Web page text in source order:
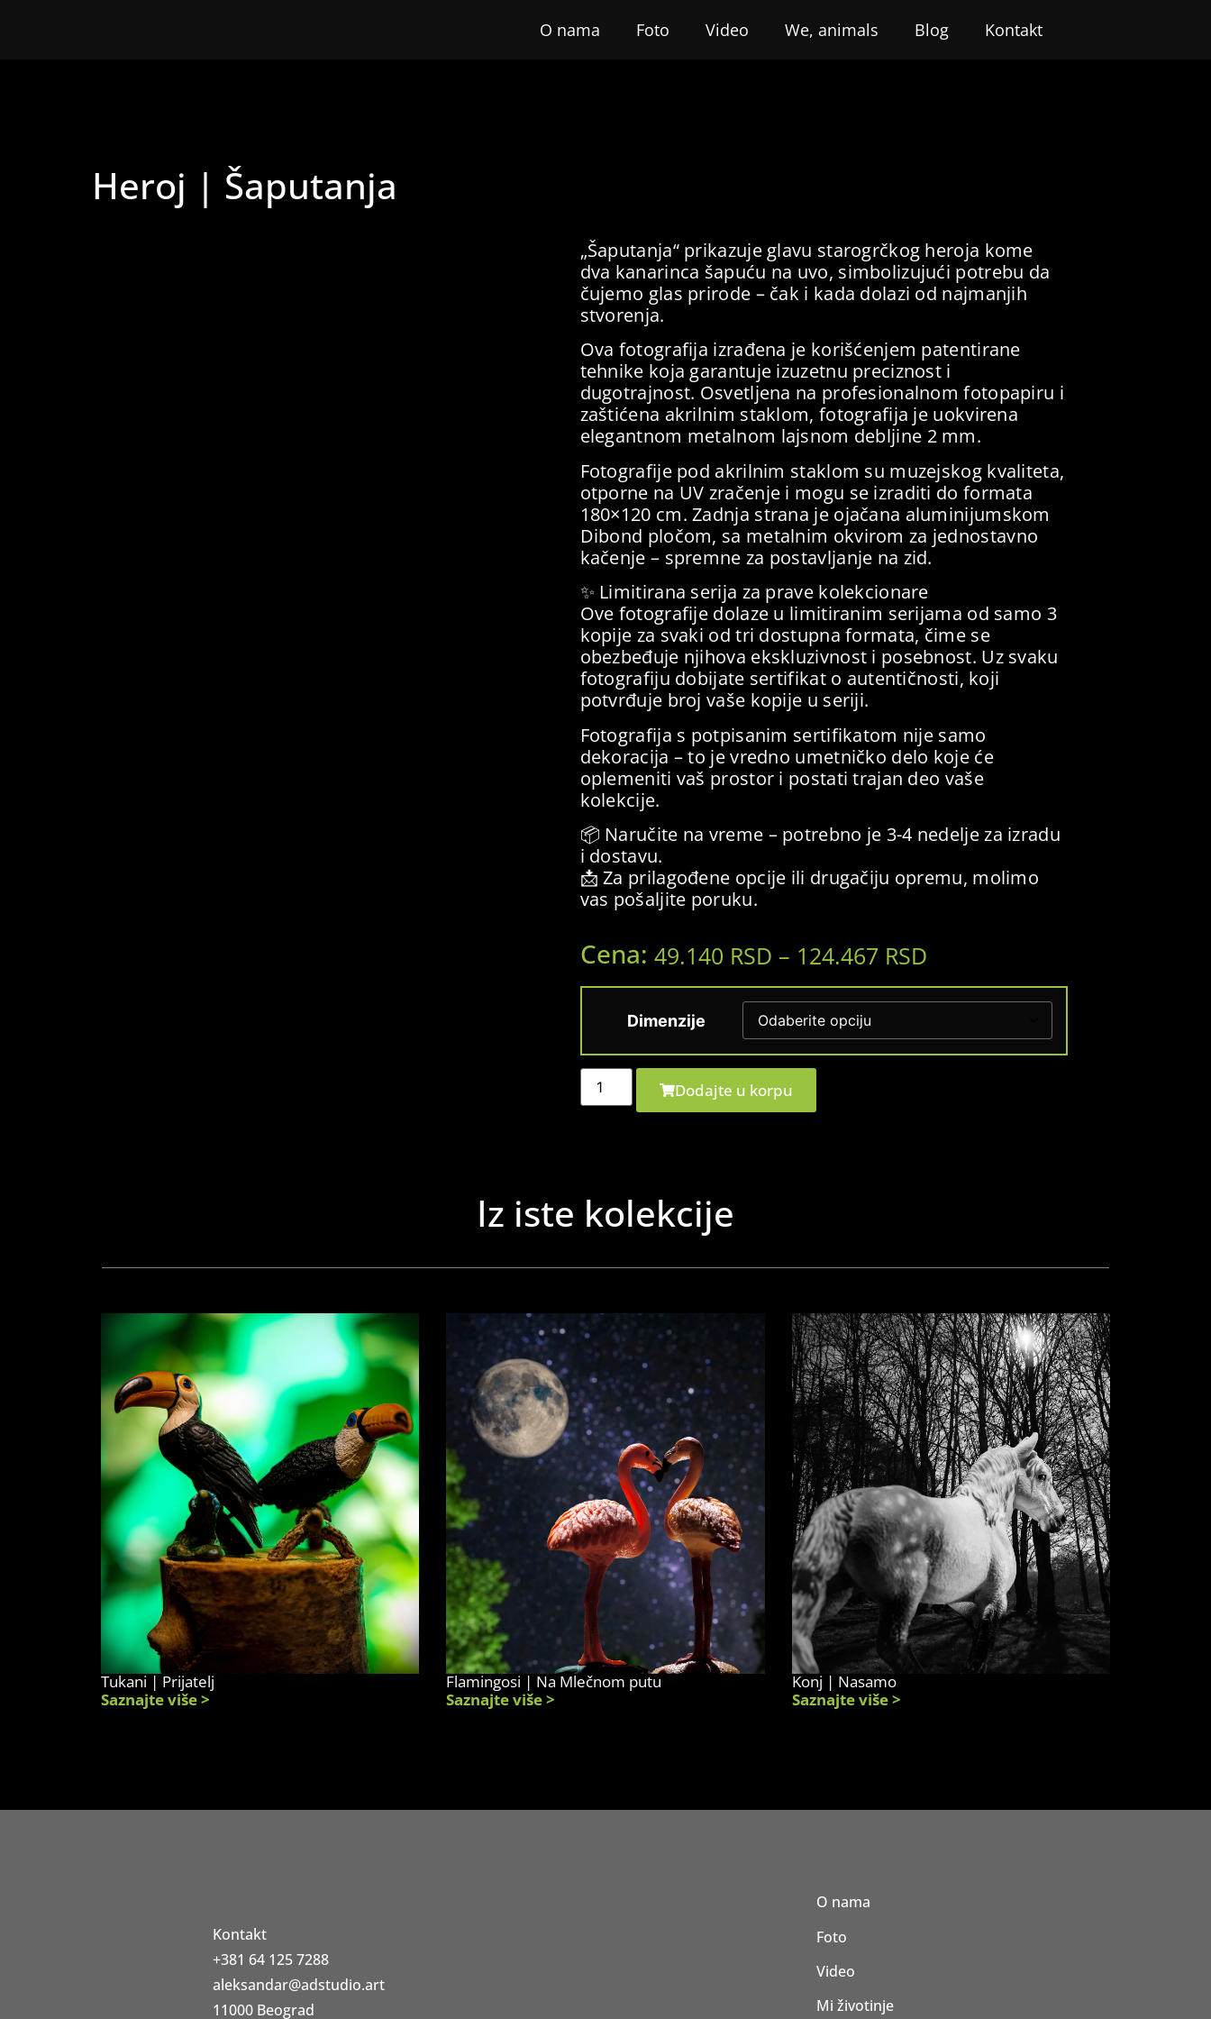
O nama Foto Video We, animals Blog Kontakt
Heroj | Šaputanja
„Šaputanja“ prikazuje glavu starogrčkog heroja kome
dva kanarinca šapuću na uvo, simbolizujući potrebu da
čujemo glas prirode – čak i kada dolazi od najmanjih
stvorenja.
Ova fotografija izrađena je korišćenjem patentirane
tehnike koja garantuje izuzetnu preciznost i
dugotrajnost. Osvetljena na profesionalnom fotopapiru i
zaštićena akrilnim staklom, fotografija je uokvirena
elegantnom metalnom lajsnom debljine 2 mm.
Fotografije pod akrilnim staklom su muzejskog kvaliteta,
otporne na UV zračenje i mogu se izraditi do formata
180×120 cm. Zadnja strana je ojačana aluminijumskom
Dibond pločom, sa metalnim okvirom za jednostavno
kačenje – spremne za postavljanje na zid.
✨ Limitirana serija za prave kolekcionare
Ove fotografije dolaze u limitiranim serijama od samo 3
kopije za svaki od tri dostupna formata, čime se
obezbeđuje njihova ekskluzivnost i posebnost. Uz svaku
fotografiju dobijate sertifikat o autentičnosti, koji
potvrđuje broj vaše kopije u seriji.
Fotografija s potpisanim sertifikatom nije samo
dekoracija – to je vredno umetničko delo koje će
oplemeniti vaš prostor i postati trajan deo vaše
kolekcije.
📦 Naručite na vreme – potrebno je 3-4 nedelje za izradu
i dostavu.
📩 Za prilagođene opcije ili drugačiju opremu, molimo
vas pošaljite poruku.
49.140 RSD – 124.467 RSD
Cena:
Dimenzije
Dodajte u korpu
Iz iste kolekcije
Tukani | Prijatelj
Saznajte više >
Flamingosi | Na Mlečnom putu
Saznajte više >
Konj | Nasamo
Saznajte više >
Kontakt
+381 64 125 7288
aleksandar@adstudio.art
11000 Beograd
O nama
Foto
Video
Mi životinje